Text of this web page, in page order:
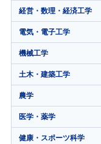
経営・数理・経済工学
電気・電子工学
機械工学
土木・建築工学
農学
医学・薬学
健康・スポーツ科学